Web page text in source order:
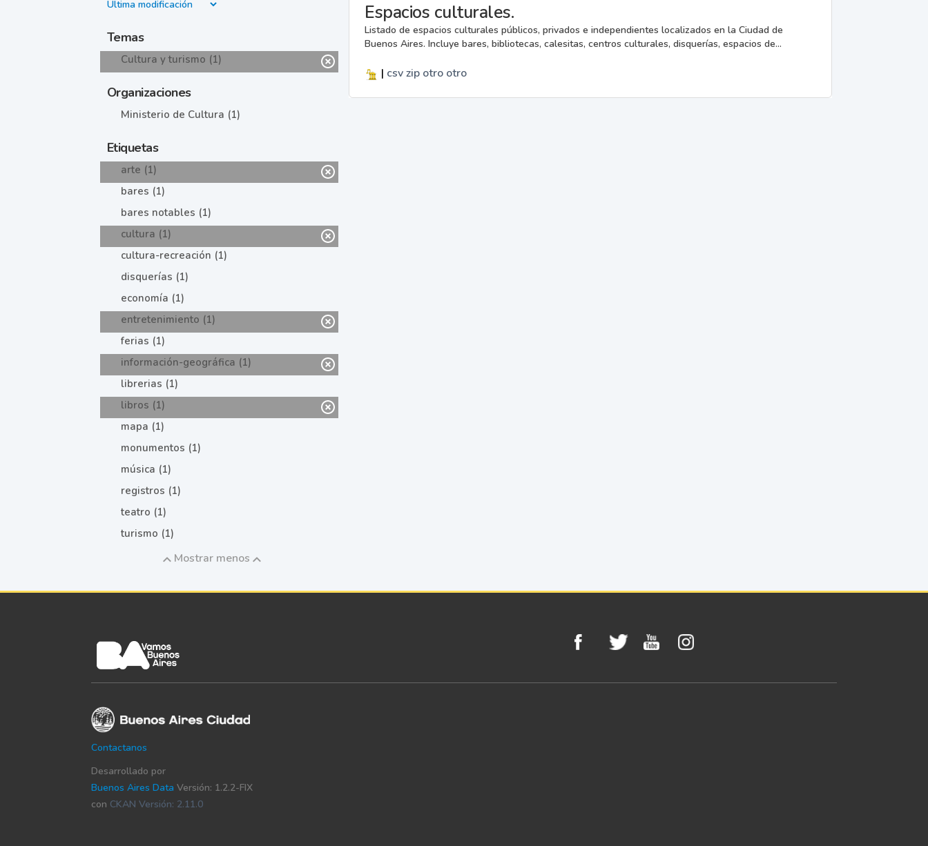
Temas
Cultura y turismo (1)
Organizaciones
Ministerio de Cultura (1)
Etiquetas
arte (1)
bares (1)
bares notables (1)
cultura (1)
cultura-recreación (1)
disquerías (1)
economía (1)
entretenimiento (1)
ferias (1)
información-geográfica (1)
librerias (1)
libros (1)
mapa (1)
monumentos (1)
música (1)
registros (1)
teatro (1)
turismo (1)
Mostrar menos
Espacios culturales.
Listado de espacios culturales públicos, privados e independientes localizados en la Ciudad de
Buenos Aires. Incluye bares, bibliotecas, calesitas, centros culturales, disquerías, espacios de...
| csvzip otro otro
Contactanos
Desarrollado por
Buenos Aires Data Versión: 1.2.2-FIX
con CKAN Versión: 2.11.0